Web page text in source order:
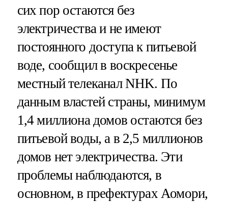
сих пор остаются без
электричества и не имеют
постоянного доступа к питьевой
воде, сообщил в воскресенье
местный телеканал NHK. По
данным властей страны, минимум
1,4 миллиона домов остаются без
питьевой воды, а в 2,5 миллионов
домов нет электричества. Эти
проблемы наблюдаются, в
основном, в префектурах Аомори,